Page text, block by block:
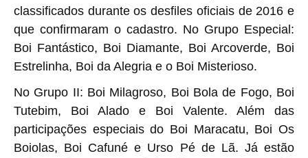
classificados durante os desfiles oficiais de 2016 e
que confirmaram o cadastro. No Grupo Especial:
Boi Fantástico, Boi Diamante, Boi Arcoverde, Boi
Estrelinha, Boi da Alegria e o Boi Misterioso.
No Grupo II: Boi Milagroso, Boi Bola de Fogo, Boi
Tutebim, Boi Alado e Boi Valente. Além das
participações especiais do Boi Maracatu, Boi Os
Boiolas, Boi Cafuné e Urso Pé de Lã. Já estão